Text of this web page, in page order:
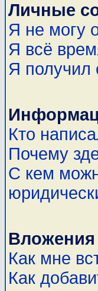
Личные
Я не могу
Я всё
Я получил
Кто
Почему
С кем
Вложения
Как мне
Как